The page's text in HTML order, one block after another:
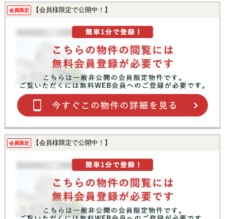
会員限定 【会員様限定で公開中！】
会員限定 【会員様限定で公開中！】